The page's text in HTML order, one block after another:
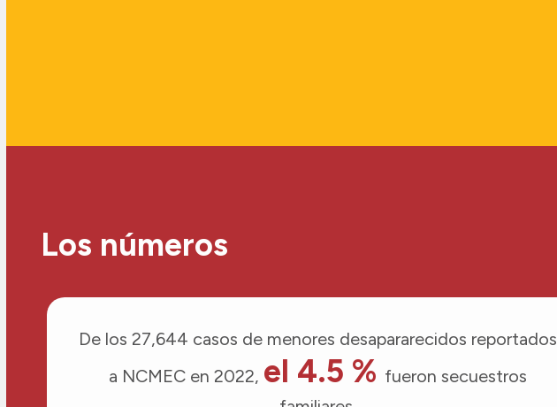
Los números
De los 27,644 casos de menores desapararecidos reportados
a NCMEC en 2022, el 4.5 % fueron secuestros